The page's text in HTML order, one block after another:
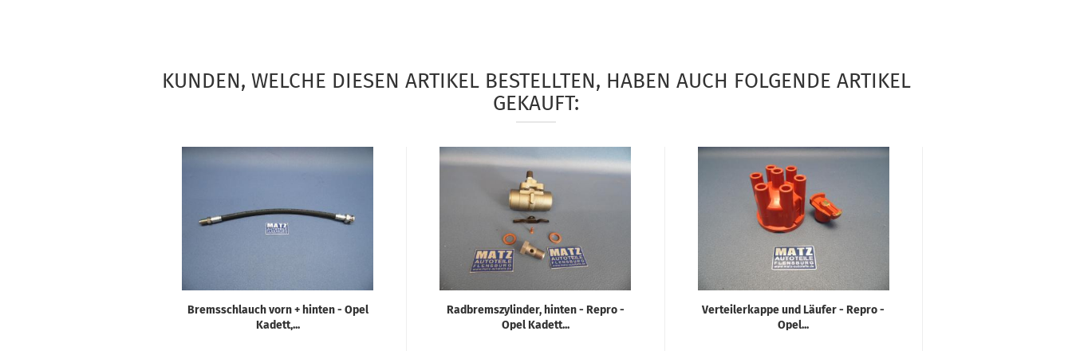
KUNDEN, WELCHE DIESEN ARTIKEL BESTELLTEN, HABEN AUCH FOLGENDE ARTIKEL
GEKAUFT:
Bremsschlauch vorn + hinten - Opel
Kadett,...
Radbremszylinder, hinten - Repro -
Opel Kadett...
Verteilerkappe und Läufer - Repro -
Opel...